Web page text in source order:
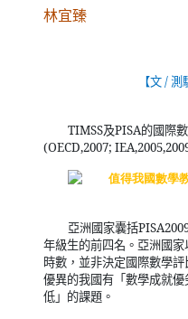
林宜臻
【文/測
TIMSS及PISA的國際
(OECD,2007;
亞洲國家囊括
年級生的前四名。亞洲國
時數，並非決定國際數學
優異的我國有「數學成就
低」的課題。